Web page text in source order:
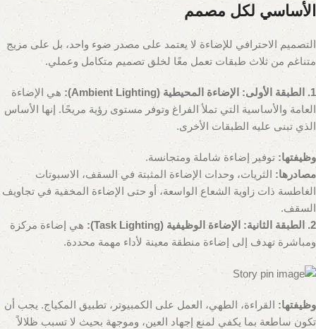
الأساسي لكل مصمم
التصميم الاحترافي للإضاءة لا يعتمد على مصدر ضوء واحد، بل على مزيج
متناغم من ثلاث طبقات تعمل معًا لخلق تصميم متكامل وعملي.
1. الطبقة الأولى: الإضاءة المحيطية (Ambient Lighting):
هي الإضاءة
العامة والأساسية التي تملأ الفراغ وتوفر مستوى رؤية مريحًا. إنها الأساس
الذي تبنى عليه الطبقات الأخرى.
وظيفتها: توفير إضاءة شاملة ومتجانسة.
مصادرها: الثريات، وحدات الإضاءة المثبتة في السقف، الاسبوتات
الغاطسة ذات زاوية الشعاع الواسعة، أو حتى الإضاءة المخفية في تجاويف
السقف.
2. الطبقة الثانية: الإضاءة الوظيفية (Task Lighting):
هي إضاءة مركزة
ومباشرة تهدف إلى إضاءة منطقة معينة لأداء مهمة محددة.
وظيفتها: القراءة، الطهي، العمل على الكمبيوتر، تطبيق المكياج. يجب أن
تكون ساطعة بما يكفي لمنع إجهاد العين، وموجهة بحيث لا تسبب ظلالاً